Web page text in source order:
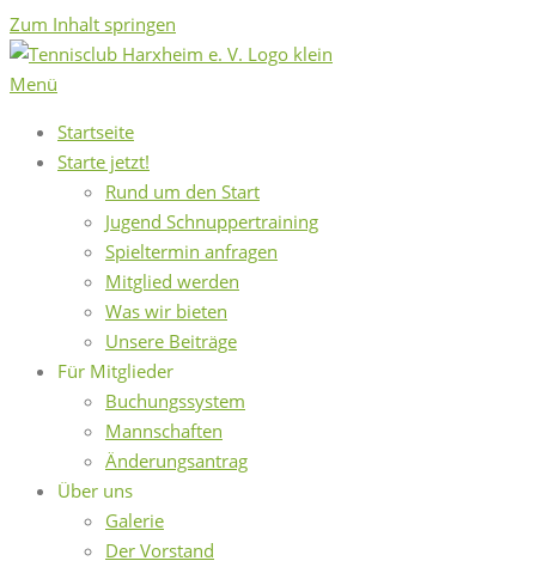
Zum Inhalt springen
Menü
Startseite
Starte jetzt!
Rund um den Start
Jugend Schnuppertraining
Spieltermin anfragen
Mitglied werden
Was wir bieten
Unsere Beiträge
Für Mitglieder
Buchungssystem
Mannschaften
Änderungsantrag
Über uns
Galerie
Der Vorstand